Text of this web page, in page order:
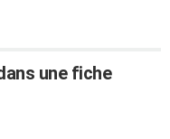
une fiche